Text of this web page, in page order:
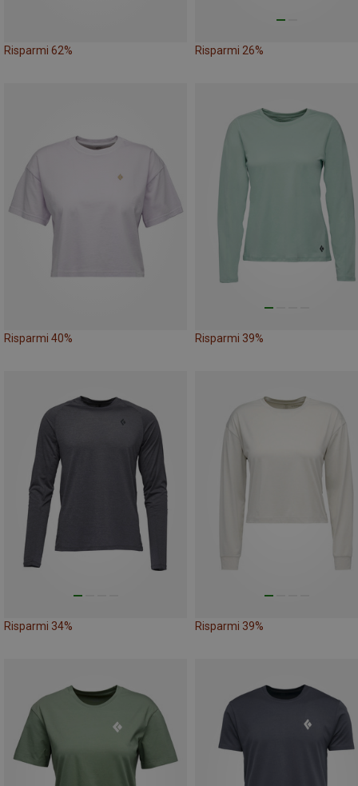
Risparmi 62% Risparmi 26%
Risparmi 40% Risparmi 39%
Risparmi 34% Risparmi 39%